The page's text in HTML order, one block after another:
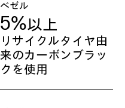
ベゼル
5%以上
リサイクルタイヤ由
来のカーボンブラッ
クを使用